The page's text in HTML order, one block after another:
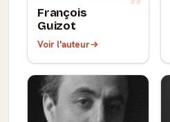
François
Guizot
Voir l'auteur